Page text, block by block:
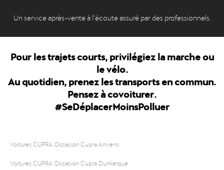
Un service après-vente à l’écoute assuré par des professionnels.
Pour les trajets courts, privilégiez la marche ou
le vélo.
Au quotidien, prenez les transports en commun.
Pensez à covoiturer.
#SeDéplacerMoinsPolluer
Voitures CUPRA Occasion Cupra Amiens
Voitures CUPRA Occasion Cupra Dunkerque